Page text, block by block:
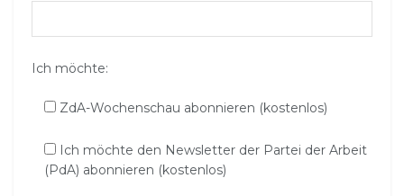
Ich möchte:
ZdA-Wochenschau abonnieren (kostenlos)
Ich möchte den Newsletter der Partei der Arbeit
(PdA) abonnieren (kostenlos)